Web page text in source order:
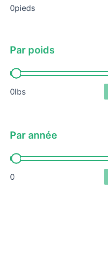
0pieds
Par poids
Par poids
0lbs
Par année
Par année
0